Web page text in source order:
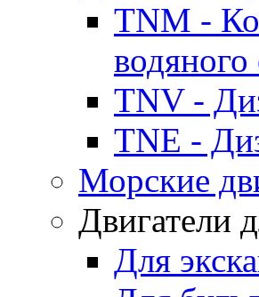
TNM -
TNV -
TNE -
Морские
Двигатели
Для